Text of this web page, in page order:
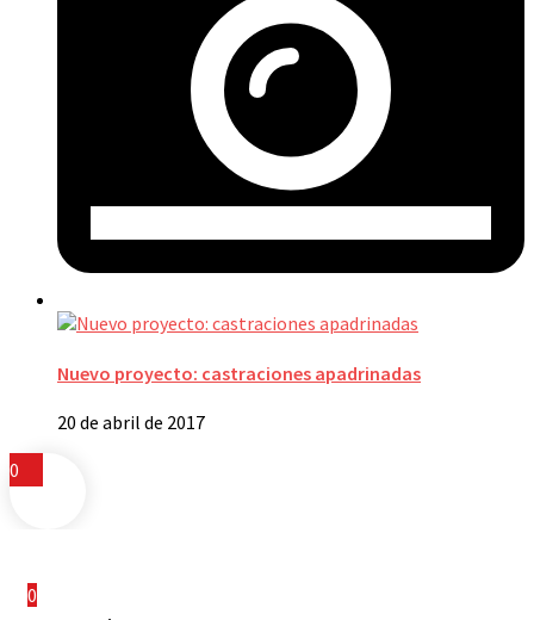
Nuevo proyecto: castraciones apadrinadas
20 de abril de 2017
0
0